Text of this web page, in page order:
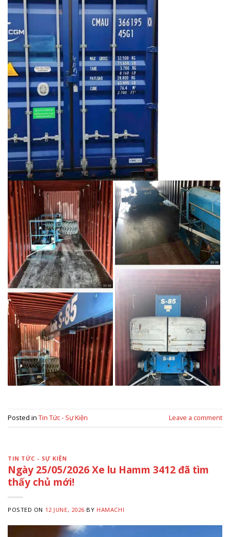
Posted in Tin Tức - Sự Kiện Leave a comment
TIN TỨC - SỰ KIỆN
Ngày 25/05/2026 Xe lu Hamm 3412 đã tìm
thấy chủ mới!
POSTED ON 12 JUNE, 2026 BY HAMACHI